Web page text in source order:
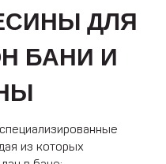
ДЛЯ
БАНИ И
из которых